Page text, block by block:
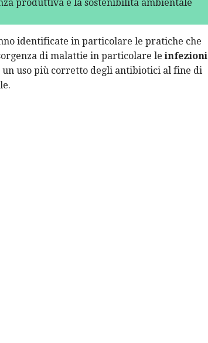
produttiva e la sostenibilità ambientale
identificate in particolare le pratiche che
di malattie in particolare le infezioni
un uso più corretto degli antibiotici al fine di